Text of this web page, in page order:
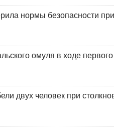
нормы безопасности
омуля в ходе первого
двух человек при